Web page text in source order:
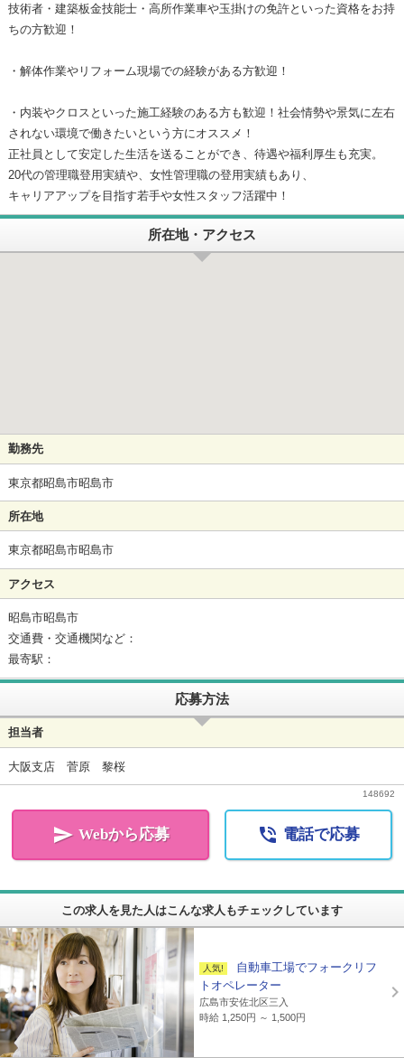
技術者・建築板金技能士・高所作業車や玉掛けの免許といった資格をお持
ちの方歓迎！
・解体作業やリフォーム現場での経験がある方歓迎！
・内装やクロスといった施工経験のある方も歓迎！社会情勢や景気に左右
されない環境で働きたいという方にオススメ！
正社員として安定した生活を送ることができ、待遇や福利厚生も充実。
20代の管理職登用実績や、女性管理職の登用実績もあり、
キャリアアップを目指す若手や女性スタッフ活躍中！
所在地・アクセス
勤務先
東京都昭島市昭島市
所在地
東京都昭島市昭島市
アクセス
昭島市昭島市
交通費・交通機関など：
最寄駅：
応募方法
担当者
大阪支店 菅原 黎桜
148692
 Webから応募  電話で応募
この求人を見た人はこんな求人もチェックしています
自動車工場でフォークリフ
トオペレーター
広島市安佐北区三入
時給 1,250円 ～ 1,500円